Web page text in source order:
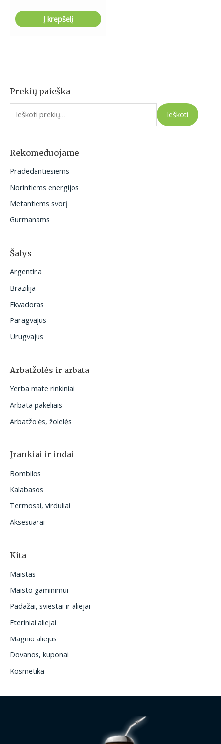
Prekių paieška
I
e
o
:
Ieškoti
Rekomeduojame
Pradedantiesiems
Norintiems energijos
Metantiems svorį
Gurmanams
Šalys
Argentina
Brazilija
Ekvadoras
Paragvajus
Urugvajus
Arbatžolės ir arbata
Yerba mate rinkiniai
Arbata pakeliais
Arbatžolės, žolelės
Įrankiai ir indai
Bombilos
Kalabasos
Termosai, virduliai
Aksesuarai
Kita
Maistas
Maisto gaminimui
Padažai, sviestai ir aliejai
Eteriniai aliejai
Magnio aliejus
Dovanos, kuponai
Kosmetika
Į krepšelį